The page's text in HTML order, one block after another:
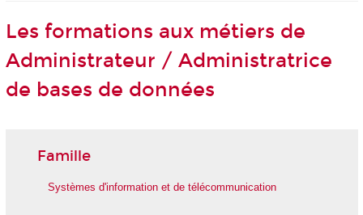
Les formations aux métiers de
Administrateur / Administratrice
de bases de données
Famille
Systèmes d'information et de télécommunication